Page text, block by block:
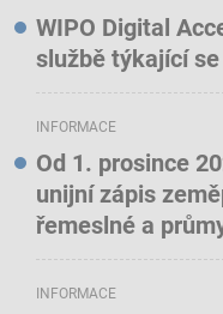
WIPO Digital
službě týkající
INFORMACE
Od 1. prosince
unijní zápis
řemeslné a
INFORMACE